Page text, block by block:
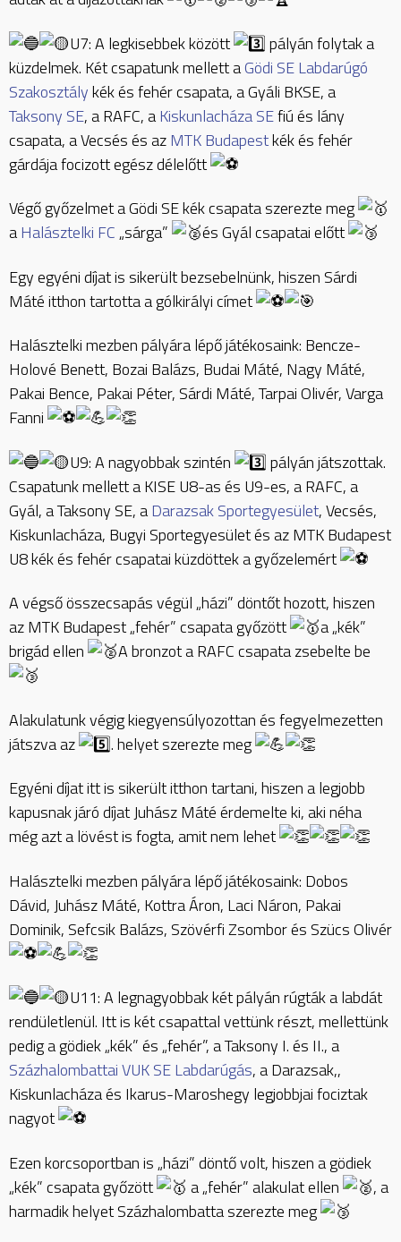
U7: A legkisebbek között
pályán folytak a
küzdelmek. Két csapatunk mellett aGödi SE Labdarúgó
Szakosztálykék és fehér csapata, a Gyáli BKSE, a
Taksony SE, a RAFC, aKiskunlacháza SEfiú és lány
csapata, a Vecsés és azMTK Budapestkék és fehér
gárdája focizott egész délelőtt
Végő győzelmet a Gödi SE kék csapata szerezte meg
aHalásztelki FC„sárga”
és Gyál csapatai előtt
Egy egyéni díjat is sikerült bezsebelnünk, hiszen Sárdi
Máté itthon tartotta a gólkirályi címet
Halásztelki mezben pályára lépő játékosaink: Bencze-
Holové Benett, Bozai Balázs, Budai Máté, Nagy Máté,
Pakai Bence, Pakai Péter, Sárdi Máté, Tarpai Olivér, Varga
Fanni
U9: A nagyobbak szintén
pályán játszottak.
Csapatunk mellett a KISE U8-as és U9-es, a RAFC, a
Gyál, a Taksony SE, aDarazsak Sportegyesület, Vecsés,
Kiskunlacháza, Bugyi Sportegyesület és az MTK Budapest
U8 kék és fehér csapatai küzdöttek a győzelemért
A végső összecsapás végül „házi” döntőt hozott, hiszen
az MTK Budapest „fehér” csapata győzött
a „kék”
brigád ellen
A bronzot a RAFC csapata zsebelte be
Alakulatunk végig kiegyensúlyozottan és fegyelmezetten
játszva az
. helyet szerezte meg
Egyéni díjat itt is sikerült itthon tartani, hiszen a legjobb
kapusnak járó díjat Juhász Máté érdemelte ki, aki néha
még azt a lövést is fogta, amit nem lehet
Halásztelki mezben pályára lépő játékosaink: Dobos
Dávid, Juhász Máté, Kottra Áron, Laci Náron, Pakai
Dominik, Sefcsik Balázs, Szövérfi Zsombor és Szücs Olivér
U11: A legnagyobbak két pályán rúgták a labdát
rendületlenül. Itt is két csapattal vettünk részt, mellettünk
pedig a gödiek „kék” és „fehér”, a Taksony I. és II., a
Százhalombattai VUK SE Labdarúgás, a Darazsak,,
Kiskunlacháza és Ikarus-Maroshegy legjobbjai fociztak
nagyot
Ezen korcsoportban is „házi” döntő volt, hiszen a gödiek
„kék” csapata győzött
a „fehér” alakulat ellen
, a
harmadik helyet Százhalombatta szerezte meg